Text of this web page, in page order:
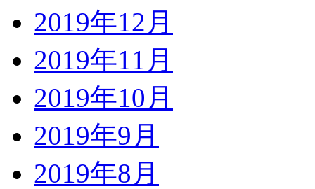
2019年12月
2019年11月
2019年10月
2019年9月
2019年8月